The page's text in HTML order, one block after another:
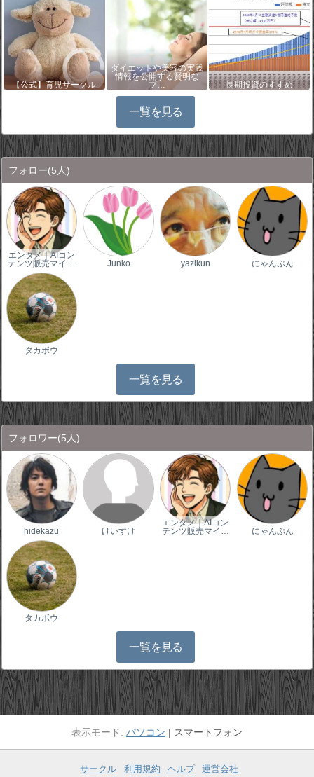
【公式】育児サークル
ダイエットや美容の実践
情報を公開する賢明な
ブ…
長期投資のすすめ
一覧を見る
フォロー(5人)
エンタメ｜AIコン
テンツ販売マイ…
Junko yazikun にゃんぷん
タカボウ
一覧を見る
フォロワー(5人)
hidekazu けいすけ
エンタメ｜AIコン
テンツ販売マイ…
にゃんぷん
タカボウ
一覧を見る
パソコン スマートフォン
サークル 利用規約 ヘルプ
運営会社